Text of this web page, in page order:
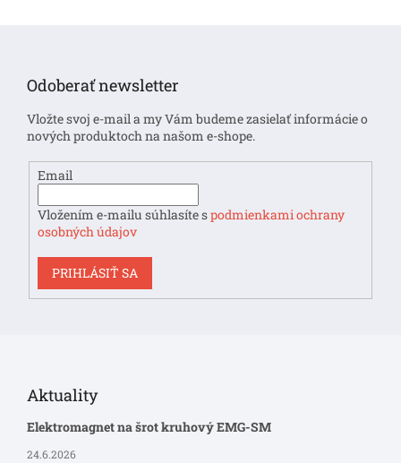
Odoberať newsletter
Vložte svoj e-mail a my Vám budeme zasielať informácie o
nových produktoch na našom e-shope.
Email
Vložením e-mailu súhlasíte spodmienkami ochrany
osobných údajov
PRIHLÁSIŤ SA
Aktuality
Elektromagnet na šrot kruhový EMG-SM
24.6.2026